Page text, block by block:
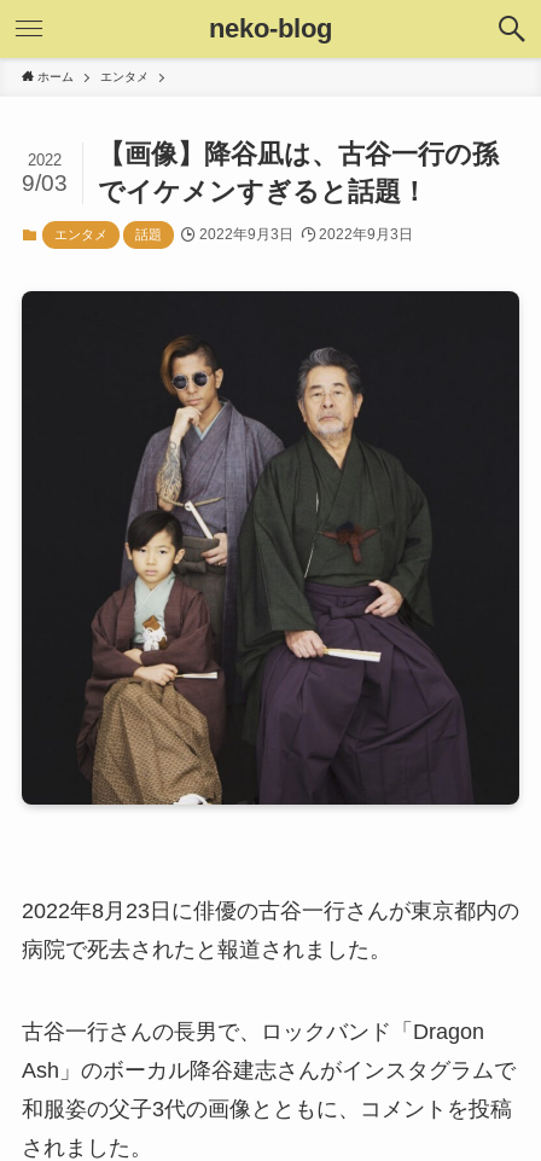
neko-blog
ホーム エンタメ
【画像】降谷凪は、古谷一行の孫
でイケメンすぎると話題！
2022
9/03
エンタメ 話題 2022年9月3日 2022年9月3日
2022年8月23日に俳優の古谷一行さんが東京都内の
病院で死去されたと報道されました。
古谷一行さんの長男で、ロックバンド「Dragon
Ash」のボーカル降谷建志さんがインスタグラムで
和服姿の父子3代の画像とともに、コメントを投稿
されました。